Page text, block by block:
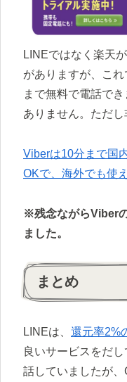
LINEではなく楽天
がありますが、こ
まで無料で電話で
ありません。ただし
Viberは10分まで国
OKで、海外でも使
※残念ながらViber
ました。
まとめ
LINEは、 還元率2%
良いサービスをだ
話していましたが